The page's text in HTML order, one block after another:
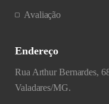
Avaliação
Endereço
Rua Arthur Bernardes,
Valadares/MG.